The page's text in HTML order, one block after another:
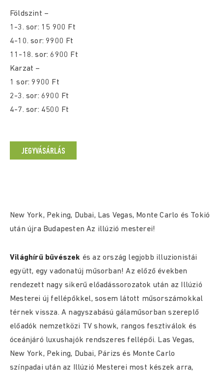
Földszint –
1-3. sor: 15 900 Ft
4-10. sor: 9900 Ft
11-18. sor: 6900 Ft
Karzat –
1 sor: 9900 Ft
2-3. sor: 6900 Ft
4-7. sor: 4500 Ft
JEGYVÁSÁRLÁS
New York, Peking, Dubai, Las Vegas, Monte Carlo és Tokió
után újra Budapesten Az illúzió mesterei!
Világhírű bűvészek és az ország legjobb illuzionistái
együtt, egy vadonatúj műsorban! Az előző években
rendezett nagy sikerű előadássorozatok után az Illúzió
Mesterei új fellépőkkel, sosem látott műsorszámokkal
térnek vissza. A nagyszabású gálaműsorban szereplő
előadók nemzetközi TV showk, rangos fesztiválok és
óceánjáró luxushajók rendszeres fellépői. Las Vegas,
New York, Peking, Dubai, Párizs és Monte Carlo
színpadai után az Illúzió Mesterei most készek arra,